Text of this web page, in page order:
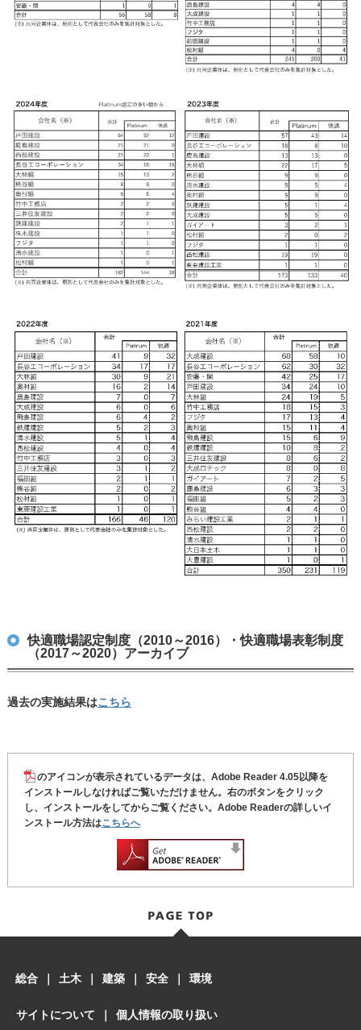
快適職場認定制度（2010～2016）・快適職場表彰制度
（2017～2020）アーカイブ
過去の実施結果はこちら
のアイコンが表示されているデータは、Adobe Reader 4.05以降を
インストールしなければご覧いただけません。右のボタンをクリック
し、インストールをしてからご覧ください。Adobe Readerの詳しいイ
ンストール方法はこちらへ
総合 土木 建築 安全 環境
サイトについて 個人情報の取り扱い